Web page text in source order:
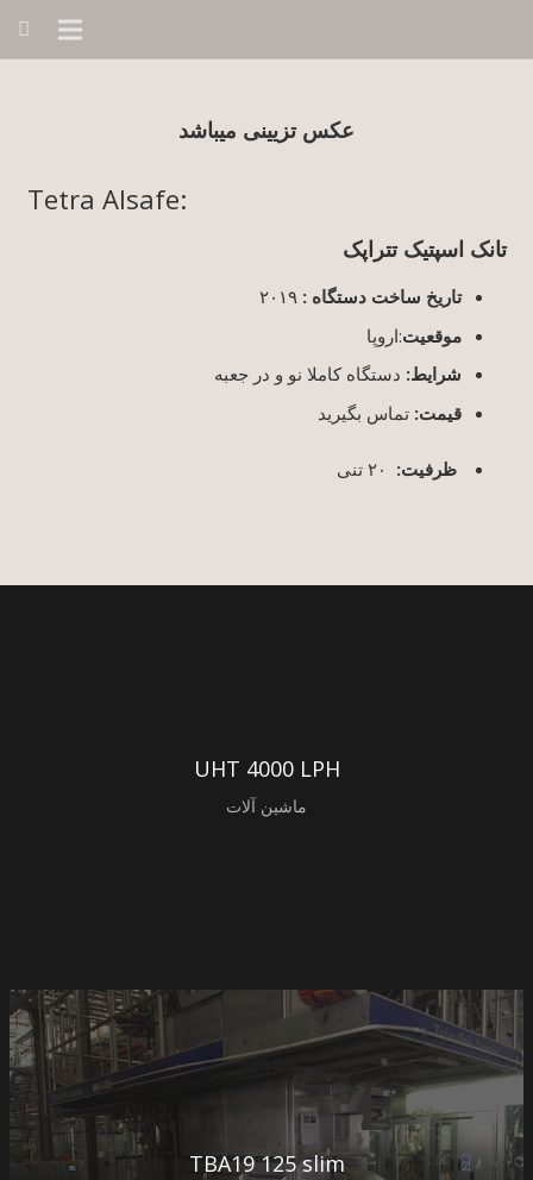
عکس تزیینی میباشد
:Tetra Alsafe
تانک اسپتیک تتراپک
تاریخ ساخت دستگاه :
موقعیت:اروپا
شرایط: دستگاه کاملا نو و در جعبه
قیمت: تماس بگیرید
ظرفیت: ۲۰ تنی
UHT 4000 LPH
ماشین آلات
TBA19 125 slim